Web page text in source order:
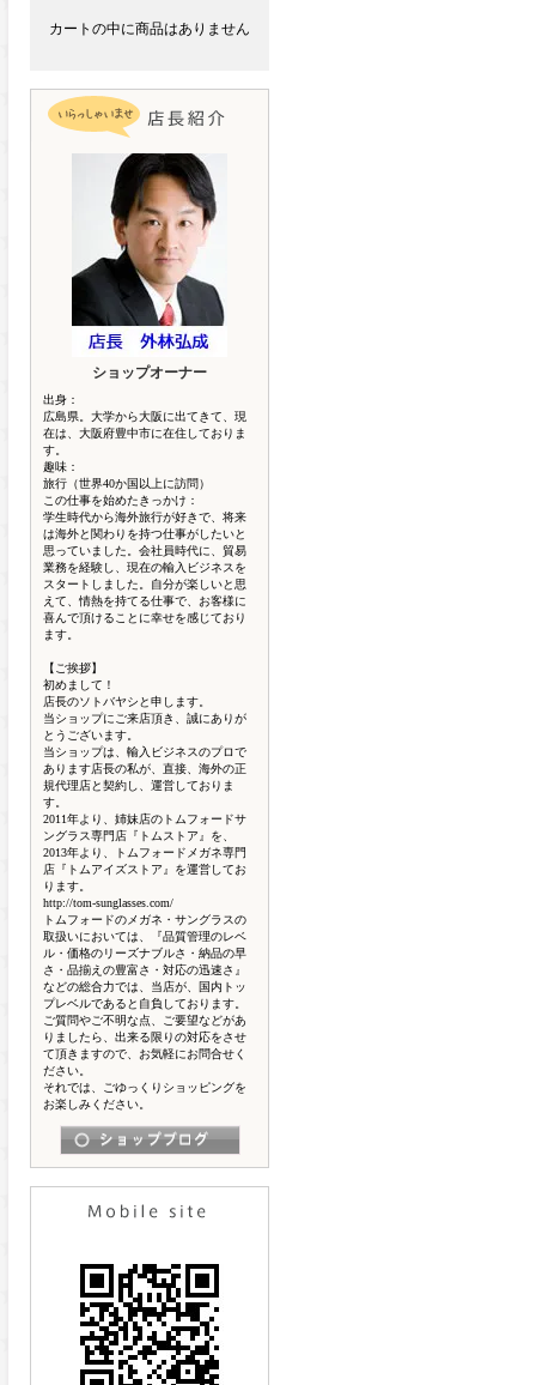
カートの中に商品はありません
ショップオーナー
出身：
広島県。大学から大阪に出てきて、現
在は、大阪府豊中市に在住しておりま
す。
趣味：
旅行（世界40か国以上に訪問）
この仕事を始めたきっかけ：
学生時代から海外旅行が好きで、将来
は海外と関わりを持つ仕事がしたいと
思っていました。会社員時代に、貿易
業務を経験し、現在の輸入ビジネスを
スタートしました。自分が楽しいと思
えて、情熱を持てる仕事で、お客様に
喜んで頂けることに幸せを感じており
ます。
【ご挨拶】
初めまして！
店長のソトバヤシと申します。
当ショップにご来店頂き、誠にありが
とうございます。
当ショップは、輸入ビジネスのプロで
あります店長の私が、直接、海外の正
規代理店と契約し、運営しておりま
す。
2011年より、姉妹店のトムフォードサ
ングラス専門店『トムストア』を、
2013年より、トムフォードメガネ専門
店『トムアイズストア』を運営してお
ります。
http://tom-sunglasses.com/
トムフォードのメガネ・サングラスの
取扱いにおいては、『品質管理のレベ
ル・価格のリーズナブルさ・納品の早
さ・品揃えの豊富さ・対応の迅速さ』
などの総合力では、当店が、国内トッ
プレベルであると自負しております。
ご質問やご不明な点、ご要望などがあ
りましたら、出来る限りの対応をさせ
て頂きますので、お気軽にお問合せく
ださい。
それでは、ごゆっくりショッピングを
お楽しみください。